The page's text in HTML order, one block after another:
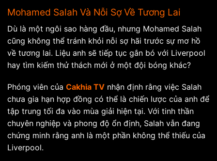
Mohamed Salah Và Nỗi Sợ Về Tương Lai
Dù là một ngôi sao hàng đầu, nhưng Mohamed Salah
cũng không thể tránh khỏi nỗi sợ hãi trước sự mơ hồ
về tương lai. Liệu anh sẽ tiếp tục gắn bó với Liverpool
hay tìm kiếm thử thách mới ở một đội bóng khác?
Phóng viên của Cakhia TV nhận định rằng việc Salah
chưa gia hạn hợp đồng có thể là chiến lược của anh để
tập trung tối đa vào mùa giải hiện tại. Với tinh thần
chuyên nghiệp và phong độ ổn định, Salah vẫn đang
chứng minh rằng anh là một phần không thể thiếu của
Liverpool.